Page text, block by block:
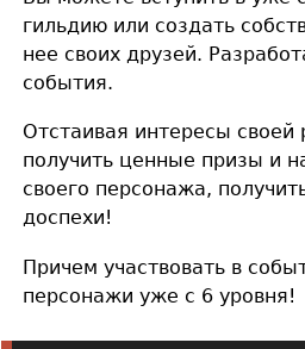
гильдию или создать
нее своих друзей.
события.
Отстаивая интересы
получить ценные призы и
своего персонажа,
доспехи!
Причем участвовать в
персонажи уже с 6 уровня!